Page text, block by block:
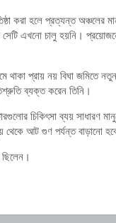
করা হলে প্রত্যন্ত অঞ্চলের
এখনো চালু হয়নি।
থাকা প্রায় নয় বিঘা জমিতে
ব্যক্ত করেন তিনি।
চিকিৎসা ব্যয় সাধারণ
থেকে আট গুণ পর্যন্ত বাড়ানো